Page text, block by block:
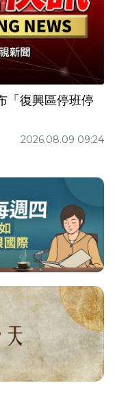
「復興區停班停
2026.08.09 09:24